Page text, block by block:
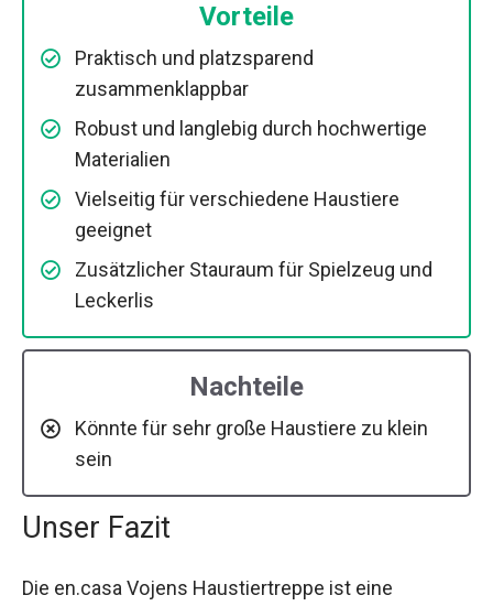
Vorteile
Praktisch und platzsparend
zusammenklappbar
Robust und langlebig durch hochwertige
Materialien
Vielseitig für verschiedene Haustiere
geeignet
Zusätzlicher Stauraum für Spielzeug und
Leckerlis
Nachteile
Könnte für sehr große Haustiere zu klein
sein
Unser Fazit
Die en.casa Vojens Haustiertreppe ist eine